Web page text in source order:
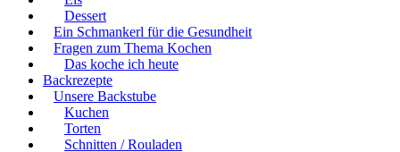
Dessert
Ein Schmankerl für die Gesundheit
Fragen zum Thema Kochen
Das koche ich heute
Backrezepte
Unsere Backstube
Kuchen
Torten
Schnitten / Rouladen